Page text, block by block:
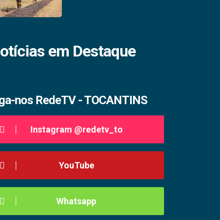
em Destaque
nos RedeTV - TOCANTINS
Instagram @redetv_to
YouTube
Whatsapp